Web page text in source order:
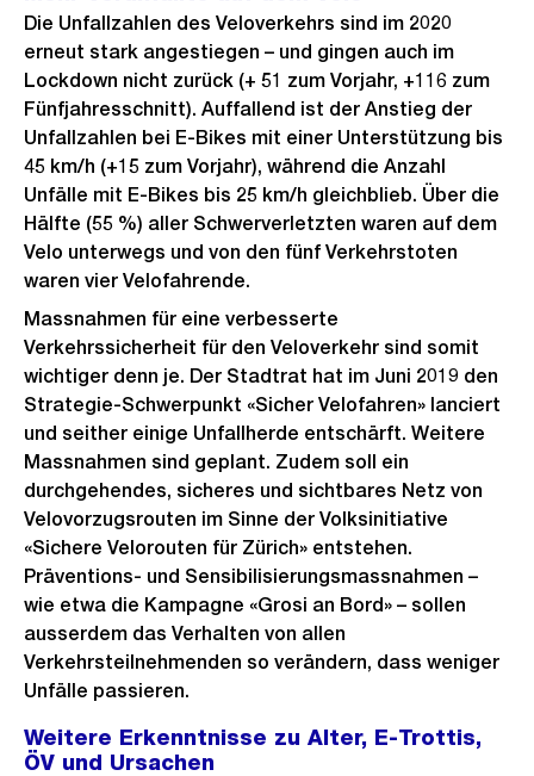
Die Unfallzahlen des Veloverkehrs sind im 2020
erneut stark angestiegen – und gingen auch im
Lockdown nicht zurück (+ 51 zum Vorjahr, +116 zum
Fünfjahresschnitt). Auffallend ist der Anstieg der
Unfallzahlen bei E-Bikes mit einer Unterstützung bis
45 km/h (+15 zum Vorjahr), während die Anzahl
Unfälle mit E-Bikes bis 25 km/h gleichblieb. Über die
Hälfte (55 %) aller Schwerverletzten waren auf dem
Velo unterwegs und von den fünf Verkehrstoten
waren vier Velofahrende.
Massnahmen für eine verbesserte
Verkehrssicherheit für den Veloverkehr sind somit
wichtiger denn je. Der Stadtrat hat im Juni 2019 den
Strategie-Schwerpunkt «Sicher Velofahren» lanciert
und seither einige Unfallherde entschärft. Weitere
Massnahmen sind geplant. Zudem soll ein
durchgehendes, sicheres und sichtbares Netz von
Velovorzugsrouten im Sinne der Volksinitiative
«Sichere Velorouten für Zürich» entstehen.
Präventions- und Sensibilisierungsmassnahmen –
wie etwa die Kampagne «Grosi an Bord» – sollen
ausserdem das Verhalten von allen
Verkehrsteilnehmenden so verändern, dass weniger
Unfälle passieren.
Weitere Erkenntnisse zu Alter, E-Trottis,
ÖV und Ursachen